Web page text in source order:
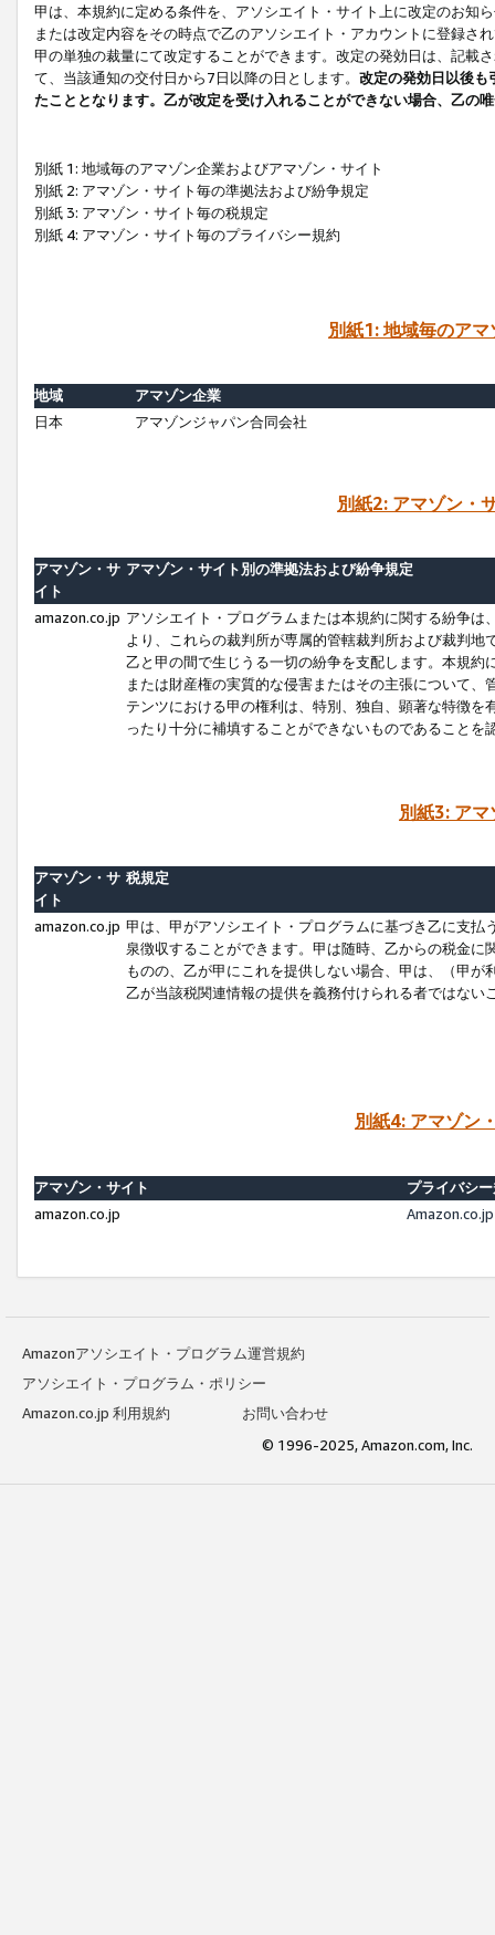
甲は、本規約に定める条件を、アソシエイト・サイト上に改定のお知
または改定内容をその時点で乙のアソシエイト・アカウントに登録さ
甲の単独の裁量にて改定することができます。改定の発効日は、記載
て、当該通知の交付日から7日以降の日とします。 改定の発効日以後も
たこととなります。乙が改定を受け入れることができない場合、乙の
別紙 1: 地域毎のアマゾン企業およびアマゾン・サイト
別紙 2: アマゾン・サイト毎の準拠法および紛争規定
別紙 3: アマゾン・サイト毎の税規定
別紙 4: アマゾン・サイト毎のプライバシー規約
別紙1: 地域毎のア
地域
アマゾン企業
日本
アマゾンジャパン合同会社
別紙2: アマゾン・
アマゾン・サ
イト
アマゾン・サイト別の準拠法および紛争規定
amazon.co.jp アソシエイト・プログラムまたは本規約に関する紛争
より、これらの裁判所が専属的管轄裁判所および裁判
乙と甲の間で生じうる一切の紛争を支配します。本規
または財産権の実質的な侵害またはその主張について
テンツにおける甲の権利は、特別、独自、顕著な特徴
ったり十分に補填することができないものであることを
別紙3: ア
アマゾン・サ
イト
税規定
amazon.co.jp 甲は、甲がアソシエイト・プログラムに基づき乙に支
泉徴収することができます。甲は随時、乙からの税金
ものの、乙が甲にこれを提供しない場合、甲は、（甲
乙が当該税関連情報の提供を義務付けられる者ではな
別紙4: アマゾン
アマゾン・サイト
プライバシ
amazon.co.jp
Amazonアソシエイト・プログラム運営規約
アソシエイト・プログラム・ポリシー
Amazon.co.jp 利用規約
お問い合わせ
© 1996-2025, Amazon.com, Inc.